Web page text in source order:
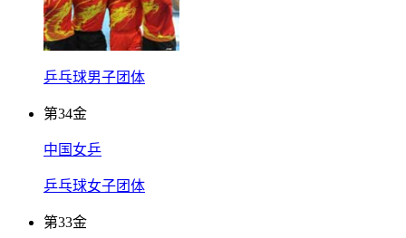
乒乓球男子团体
第34金
中国女乒
乒乓球女子团体
第33金